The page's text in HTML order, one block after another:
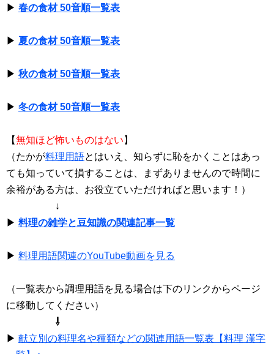
▶ 春の食材 50音順一覧表
▶ 夏の食材 50音順一覧表
▶ 秋の食材 50音順一覧表
▶ 冬の食材 50音順一覧表
【無知ほど怖いものはない 】
（たかが料理用語とはいえ、知らずに恥をかくことはあっ
ても知っていて損することは、まずありませんので時間に
余裕がある方は、お役立ていただければと思います！）
↓
▶ 料理の雑学と豆知識の関連記事一覧
▶ 料理用語関連のYouTube動画を見る
（一覧表から調理用語を見る場合は下のリンクからページ
に移動してください）
⇩
▶ 献立別の料理名や種類などの関連用語一覧表【料理 漢字